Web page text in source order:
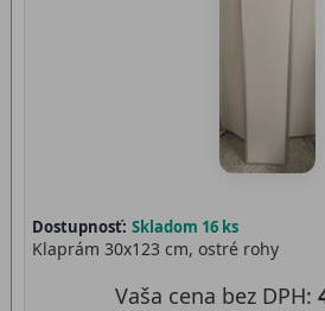
Dostupnosť: Skladom 16 ks
Klaprám 30x123 cm, ostré rohy
Vaša cena bez DPH: